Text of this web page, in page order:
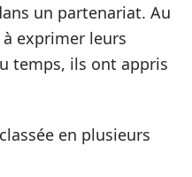
un partenariat. Au
exprimer leurs
temps, ils ont appris
en plusieurs